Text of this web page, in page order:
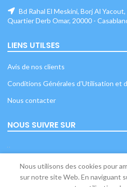
Bd Rahal El Meskini, Borj Al
Quartier Derb Omar, 20000 -
LIENS UTILSES
Avis de nos clients
Conditions Générales d’Utilisation et
Nous contacter
NOUS SUIVRE SUR
Mon Bébé 2020 - Tous
Nous utilisons des cookies pour
sur notre site Web. En naviguant